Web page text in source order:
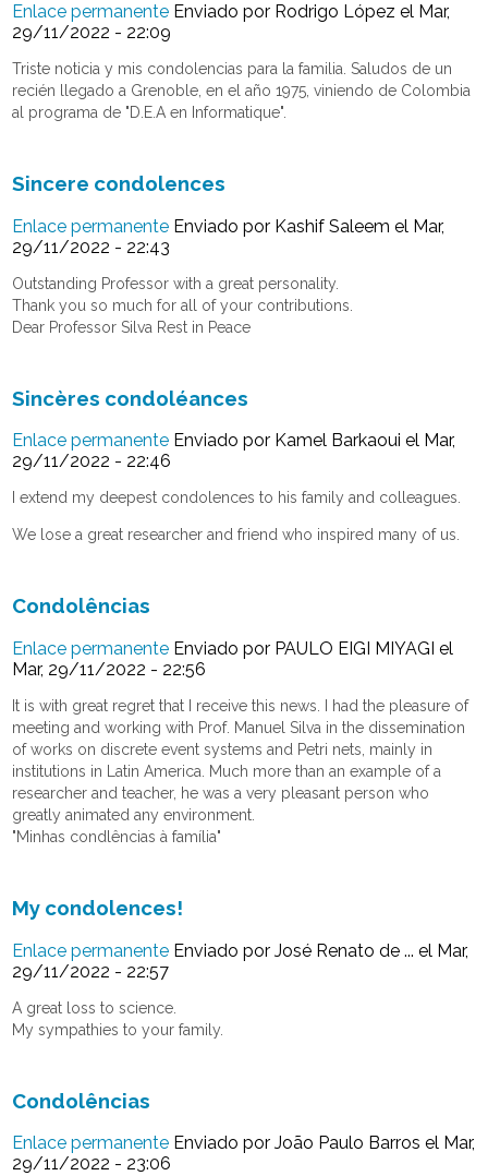
Enlace permanente Enviado por Rodrigo López el Mar,
29/11/2022 - 22:09
Triste noticia y mis condolencias para la familia. Saludos de un
recién llegado a Grenoble, en el año 1975, viniendo de Colombia
al programa de "D.E.A en Informatique".
Sincere condolences
Enlace permanente Enviado por Kashif Saleem el Mar,
29/11/2022 - 22:43
Outstanding Professor with a great personality.
Thank you so much for all of your contributions.
Dear Professor Silva Rest in Peace
Sincères condoléances
Enlace permanente Enviado por Kamel Barkaoui el Mar,
29/11/2022 - 22:46
I extend my deepest condolences to his family and colleagues.
We lose a great researcher and friend who inspired many of us.
Condolências
Enlace permanente Enviado por PAULO EIGI MIYAGI el
Mar, 29/11/2022 - 22:56
It is with great regret that I receive this news. I had the pleasure of
meeting and working with Prof. Manuel Silva in the dissemination
of works on discrete event systems and Petri nets, mainly in
institutions in Latin America. Much more than an example of a
researcher and teacher, he was a very pleasant person who
greatly animated any environment.
"Minhas condlências à família"
My condolences!
Enlace permanente Enviado porJosé Renato de ... el Mar,
29/11/2022 - 22:57
A great loss to science.
My sympathies to your family.
Condolências
Enlace permanente Enviado porJoão Paulo Barros el Mar,
29/11/2022 - 23:06